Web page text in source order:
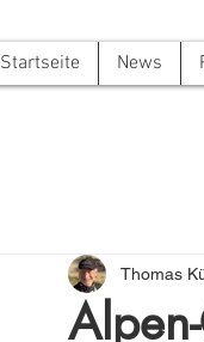
Startseite News
Thomas